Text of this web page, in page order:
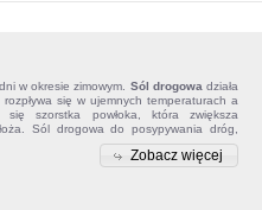
w okresie zimowym. Sól drogowa działa
się w ujemnych temperaturach a
szorstka powłoka, która zwiększa
Sól drogowa do posypywania dróg,
Zobacz więcej